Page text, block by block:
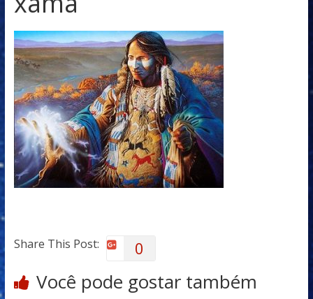
Share This Post: 0
Você pode gostar também